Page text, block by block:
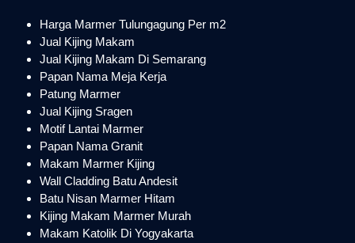
Harga Marmer Tulungagung Per m2
Jual Kijing Makam
Jual Kijing Makam Di Semarang
Papan Nama Meja Kerja
Patung Marmer
Jual Kijing Sragen
Motif Lantai Marmer
Papan Nama Granit
Makam Marmer Kijing
Wall Cladding Batu Andesit
Batu Nisan Marmer Hitam
Kijing Makam Marmer Murah
Makam Katolik Di Yogyakarta